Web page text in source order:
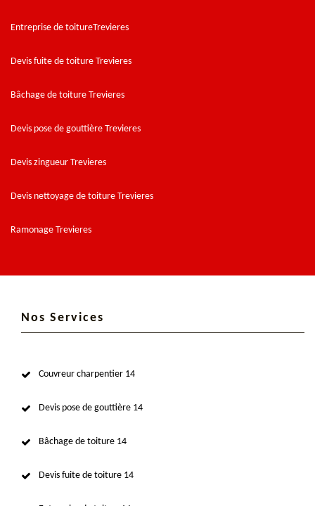
Entreprise de toitureTrevieres
Devis fuite de toiture Trevieres
Bâchage de toiture Trevieres
Devis pose de gouttière Trevieres
Devis zingueur Trevieres
Devis nettoyage de toiture Trevieres
Ramonage Trevieres
Nos Services
Couvreur charpentier 14
Devis pose de gouttière 14
Bâchage de toiture 14
Devis fuite de toiture 14